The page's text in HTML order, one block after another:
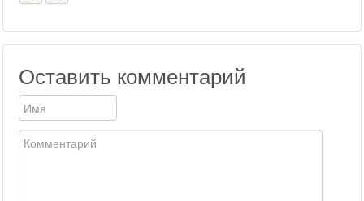
Оставить комментарий